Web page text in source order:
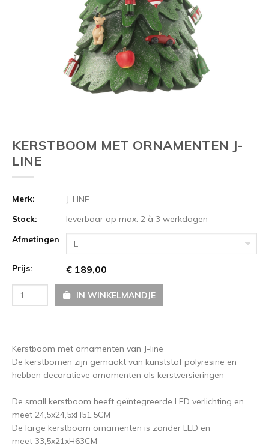
KERSTBOOM MET ORNAMENTEN J-
LINE
Merk:
J-LINE
Stock:
leverbaar op max. 2 à 3 werkdagen
Afmetingen
L
Prijs: € 189,00
IN WINKELMANDJE
Kerstboom met ornamenten van J-line
De kerstbomen zijn gemaakt van kunststof polyresine en
hebben decoratieve ornamenten als kerstversieringen
De small kerstboom heeft geïntegreerde LED verlichting en
meet 24,5x24,5xH51,5CM
De large kerstboom ornamenten is zonder LED en
meet 33,5x21xH63CM